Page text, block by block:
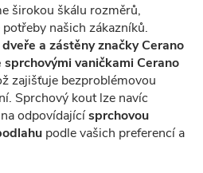
širokou škálu rozměrů,
našich zákazníků.
a zástěny značky Cerano
vaničkami Cerano
zajišťuje bezproblémovou
Sprchový kout lze navíc
odpovídajícísprchovou
podle vašich preferencí a